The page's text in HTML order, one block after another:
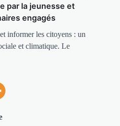
par la jeunesse et
engagés
informer les citoyens : un
et climatique. Le